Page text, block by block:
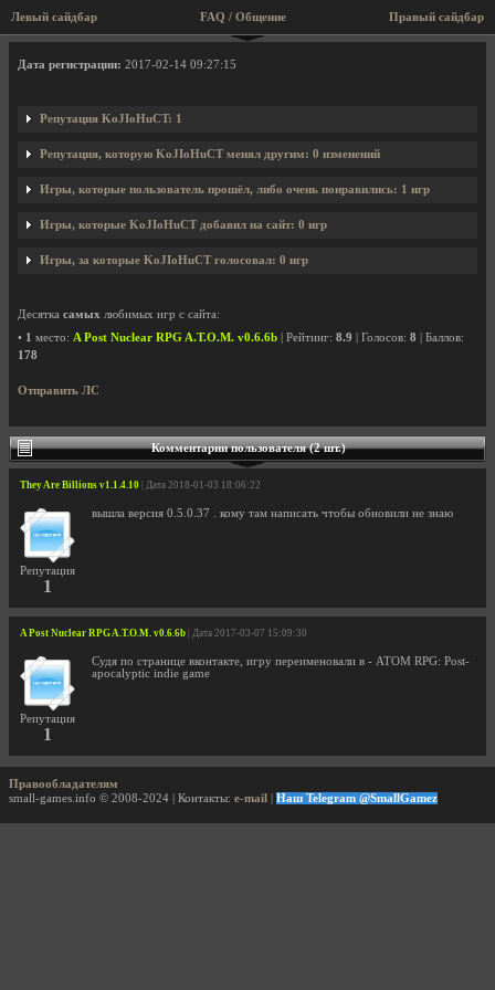
Левый сайдбар Правый сайдбар
FAQ / Общение
Профиль пользователя KoJIoHuCT
Дата регистрации: 2017-02-14 09:27:15
Репутация KoJIoHuCT: 1
Репутация, которую KoJIoHuCT менял другим: 0 изменений
Игры, которые пользователь прошёл, либо очень понравились: 1 игр
Игры, которые KoJIoHuCT добавил на сайт: 0 игр
Игры, за которые KoJIoHuCT голосовал: 0 игр
Десятка самых любимых игр с сайта:
• 1 место: A Post Nuclear RPG A.T.O.M. v0.6.6b | Рейтинг: 8.9 | Голосов: 8 | Баллов:
178
Отправить ЛС
Комментарии пользователя (2 шт.)
They Are Billions v1.1.4.10 | Дата 2018-01-03 18:06:22
Репутация
1
вышла версия 0.5.0.37 . кому там написать чтобы обновили не знаю
A Post Nuclear RPG A.T.O.M. v0.6.6b | Дата 2017-03-07 15:09:30
Репутация
1
Судя по странице вконтакте, игру переименовали в - ATOM RPG: Post-
apocalyptic indie game
Правообладателям
small-games.info © 2008-2024 | Контакты: e-mail Наш Telegram @SmallGamez